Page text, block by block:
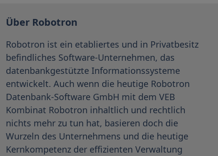
Über Robotron
Robotron ist ein etabliertes und in Privatbesitz
befindliches Software-Unternehmen, das
datenbankgestützte Informationssysteme
entwickelt. Auch wenn die heutige Robotron
Datenbank-Software GmbH mit dem VEB
Kombinat Robotron inhaltlich und rechtlich
nichts mehr zu tun hat, basieren doch die
Wurzeln des Unternehmens und die heutige
Kernkompetenz der effizienten Verwaltung